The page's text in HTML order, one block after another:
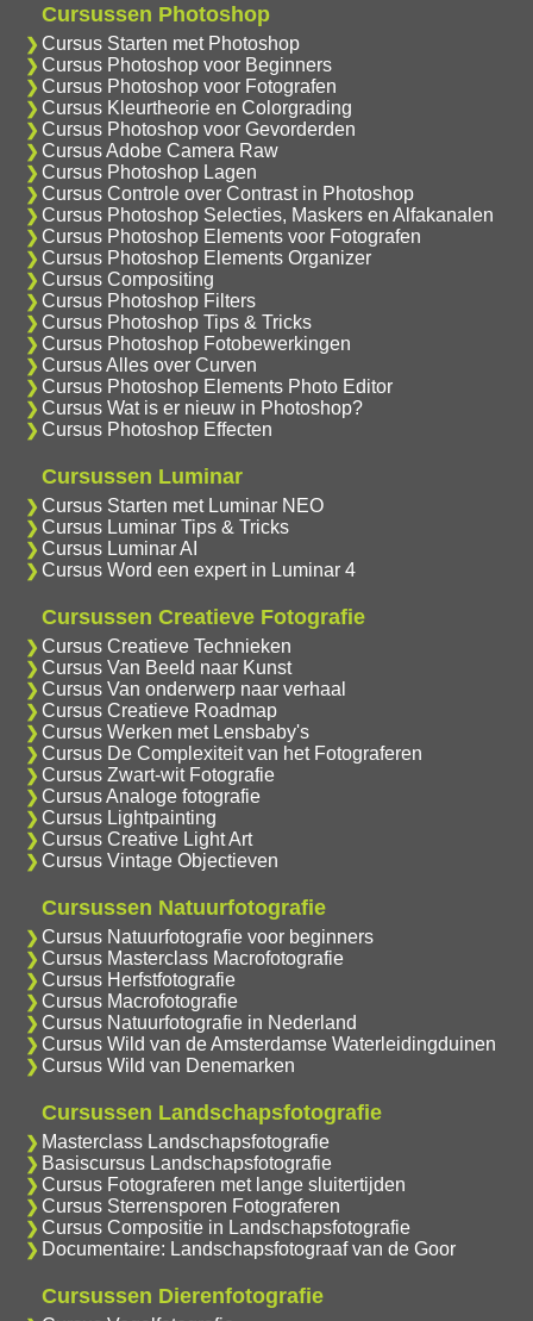
Cursussen Photoshop
Cursus Starten met Photoshop
Cursus Photoshop voor Beginners
Cursus Photoshop voor Fotografen
Cursus Kleurtheorie en Colorgrading
Cursus Photoshop voor Gevorderden
Cursus Adobe Camera Raw
Cursus Photoshop Lagen
Cursus Controle over Contrast in Photoshop
Cursus Photoshop Selecties, Maskers en Alfakanalen
Cursus Photoshop Elements voor Fotografen
Cursus Photoshop Elements Organizer
Cursus Compositing
Cursus Photoshop Filters
Cursus Photoshop Tips & Tricks
Cursus Photoshop Fotobewerkingen
Cursus Alles over Curven
Cursus Photoshop Elements Photo Editor
Cursus Wat is er nieuw in Photoshop?
Cursus Photoshop Effecten
Cursussen Luminar
Cursus Starten met Luminar NEO
Cursus Luminar Tips & Tricks
Cursus Luminar AI
Cursus Word een expert in Luminar 4
Cursussen Creatieve Fotografie
Cursus Creatieve Technieken
Cursus Van Beeld naar Kunst
Cursus Van onderwerp naar verhaal
Cursus Creatieve Roadmap
Cursus Werken met Lensbaby's
Cursus De Complexiteit van het Fotograferen
Cursus Zwart-wit Fotografie
Cursus Analoge fotografie
Cursus Lightpainting
Cursus Creative Light Art
Cursus Vintage Objectieven
Cursussen Natuurfotografie
Cursus Natuurfotografie voor beginners
Cursus Masterclass Macrofotografie
Cursus Herfstfotografie
Cursus Macrofotografie
Cursus Natuurfotografie in Nederland
Cursus Wild van de Amsterdamse Waterleidingduinen
Cursus Wild van Denemarken
Cursussen Landschapsfotografie
Masterclass Landschapsfotografie
Basiscursus Landschapsfotografie
Cursus Fotograferen met lange sluitertijden
Cursus Sterrensporen Fotograferen
Cursus Compositie in Landschapsfotografie
Documentaire: Landschapsfotograaf van de Goor
Cursussen Dierenfotografie